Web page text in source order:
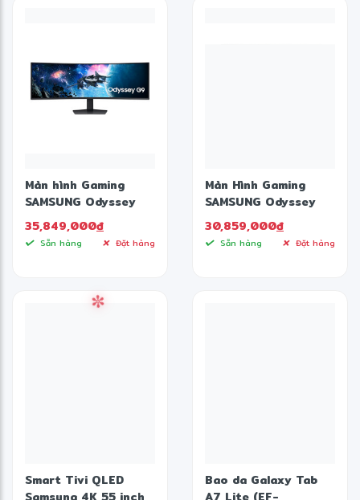
Màn hình Gaming
SAMSUNG Odyssey
OLED G9 G93SD
LS49DG930SEXXV
(49 inch - OLED -
35,849,000đ
Sẵn hàng Đặt hàng
Màn Hình Gaming
SAMSUNG Odyssey
OLED G8 G81SF
LS32FG812SEXXV (32
inch - OLED - 4K -
30,859,000đ
Sẵn hàng Đặt hàng
Smart Tivi QLED
Bao da Galaxy Tab